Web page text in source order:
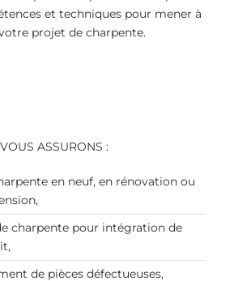
et techniques pour mener à
projet de charpente.
ASSURONS :
en neuf, en rénovation ou
charpente pour intégration de
de pièces défectueuses,